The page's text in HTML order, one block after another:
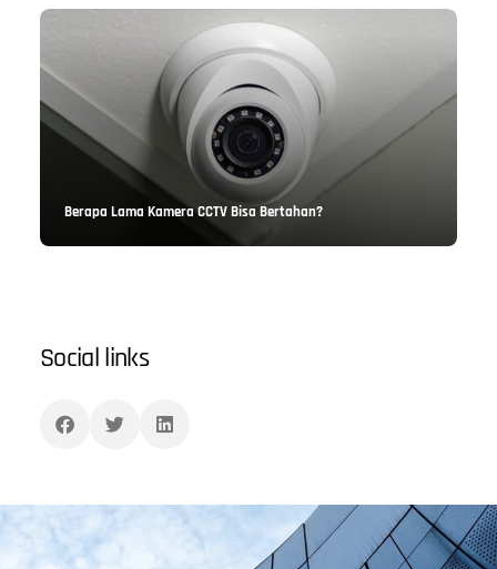
Berapa Lama Kamera CCTV Bisa Bertahan?
Social links